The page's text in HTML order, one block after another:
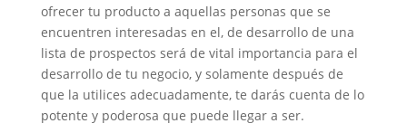
ofrecer tu producto a aquellas personas que se
encuentren interesadas en el, de desarrollo de una
lista de prospectos será de vital importancia para el
desarrollo de tu negocio, y solamente después de
que la utilices adecuadamente, te darás cuenta de lo
potente y poderosa que puede llegar a ser.